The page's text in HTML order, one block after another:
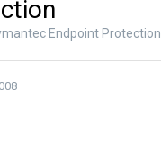
Endpoint Protection